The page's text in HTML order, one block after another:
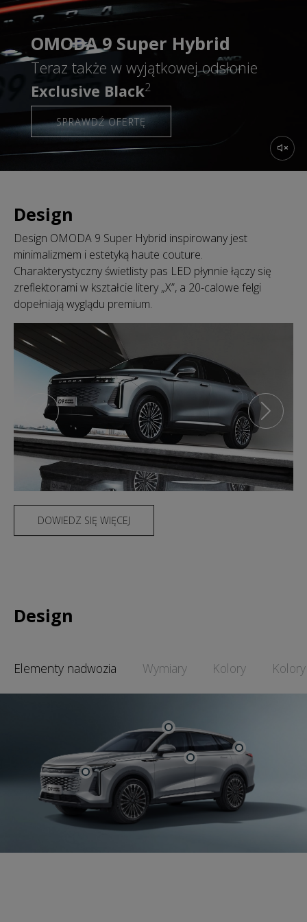
OMODA 9 Super Hybrid
Teraz także w wyjątkowej odsłonie
Exclusive Black2
SPRAWDŹ OFERTĘ
Design
Design OMODA 9 Super Hybrid inspirowany jest
minimalizmem i estetyką haute couture.
Charakterystyczny świetlisty pas LED płynnie łączy się
zreflektorami w kształcie litery „X”, a 20-calowe felgi
dopełniają wyglądu premium.
DOWIEDZ SIĘ WIĘCEJ
Design
Elementy nadwozia Wymiary Kolory